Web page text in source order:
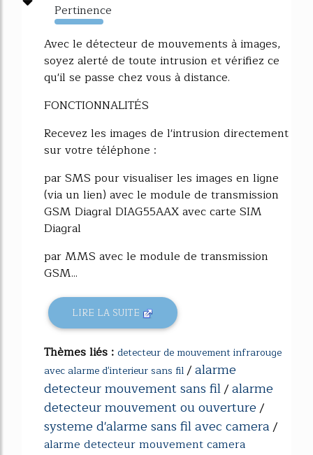
Pertinence
632%
Avec le détecteur de mouvements à images,
soyez alerté de toute intrusion et vérifiez ce
qu'il se passe chez vous à distance.
FONCTIONNALITÉS
Recevez les images de l'intrusion directement
sur votre téléphone :
par SMS pour visualiser les images en ligne
(via un lien) avec le module de transmission
GSM Diagral DIAG55AAX avec carte SIM
Diagral
par MMS avec le module de transmission
GSM...
LIRE LA SUITE
Thèmes liés : detecteur de mouvement infrarouge
avec alarme d'interieur sans fil/alarme
detecteur mouvement sans fil/alarme
detecteur mouvement ou ouverture/
systeme d'alarme sans fil avec camera/
alarme detecteur mouvement camera